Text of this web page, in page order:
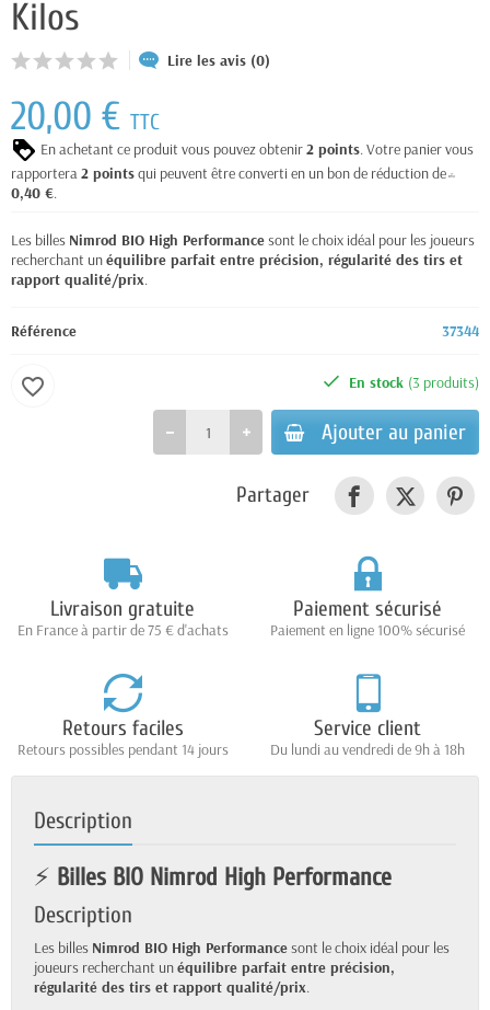
Kilos
Lire les avis (0)
20,00 € TTC
En achetant ce produit vous pouvez obtenir2 points. Votre panier vous
rapportera2 pointsqui peuvent être converti en un bon de réduction de
0,40 €.
Les billes Nimrod BIO High Performancesont le choix idéal pour les joueurs
recherchant unéquilibre parfait entre précision, régularité des tirs et
rapport qualité/prix.
Référence 37344
En stock (3 produits)
Ajouter au panier
favorite_border
Partager
Livraison gratuite
En France à partir de 75 € d'achats
Paiement sécurisé
Paiement en ligne 100% sécurisé
Retours faciles
Retours possibles pendant 14 jours
Service client
Du lundi au vendredi de 9h à 18h
Description
⚡ Billes BIO Nimrod High Performance
Description
Les billes Nimrod BIO High Performancesont le choix idéal pour les
joueurs recherchant unéquilibre parfait entre précision,
régularité des tirs et rapport qualité/prix.